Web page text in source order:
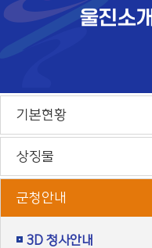
울진소개
기본현황
상징물
군청안내
3D 청사안내